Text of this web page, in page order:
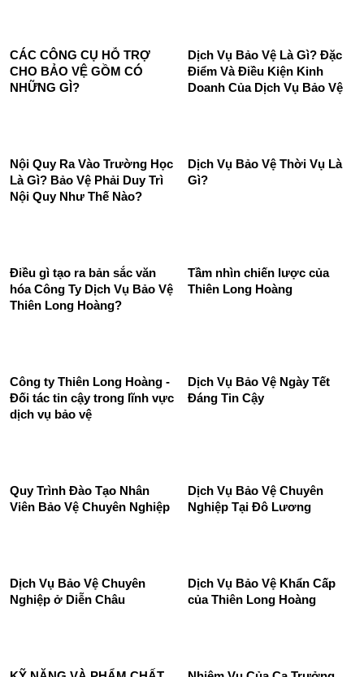
Bảo vệ bãi giữ xe xử lý tình
huống cháy ô tô tại hầm
Lợi Ích Của Khách Hàng Khi
Sử Dụng Dịch Vụ Của Thiên
Long Hoàng
CÁC CÔNG CỤ HỖ TRỢ
CHO BẢO VỆ GỒM CÓ
NHỮNG GÌ?
Dịch Vụ Bảo Vệ Là Gì? Đặc
Điểm Và Điều Kiện Kinh
Nội Quy Ra Vào Trường Học
Là Gì? Bảo Vệ Phải Duy Trì
Nội Quy Như Thế Nào?
Dịch Vụ Bảo Vệ Thời Vụ Là
Gì?
Điều gì tạo ra bản sắc văn
hóa Công Ty Dịch Vụ Bảo Vệ
Thiên Long Hoàng?
Tầm nhìn chiến lược của
Thiên Long Hoàng
Công ty Thiên Long Hoàng -
Đối tác tin cậy trong lĩnh vực
dịch vụ bảo vệ
Dịch Vụ Bảo Vệ Ngày Tết
Đáng Tin Cậy
Quy Trình Đào Tạo Nhân
Viên Bảo Vệ Chuyên Nghiệp
Dịch Vụ Bảo Vệ Chuyên
Nghiệp Tại Đô Lương